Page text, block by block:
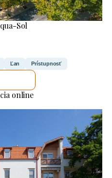
Sol
Ľan Prístupnosť
online